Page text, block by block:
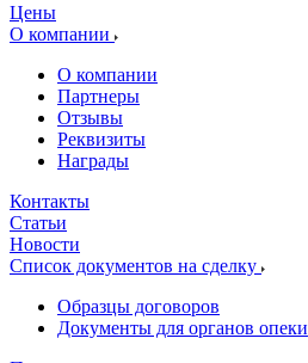
Цены
О компании
О компании
Партнеры
Отзывы
Реквизиты
Награды
Контакты
Статьи
Новости
Список документов на сделку
Образцы договоров
Документы для органов опеки